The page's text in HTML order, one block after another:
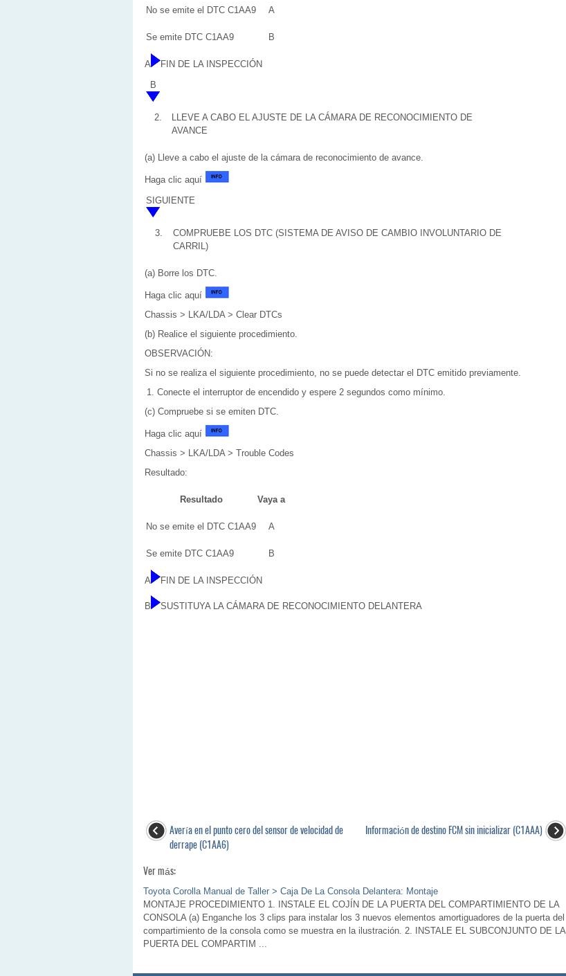
No se emite el DTC C1AA9 A
Se emite DTC C1AA9 B
A
FIN DE LA INSPECCIÓN
B
2.
LLEVE A CABO EL AJUSTE DE LA CÁMARA DE RECONOCIMIENTO DE
AVANCE
(a) Lleve a cabo el ajuste de la cámara de reconocimiento de avance.
Haga clic aquí
SIGUIENTE
3.
COMPRUEBE LOS DTC (SISTEMA DE AVISO DE CAMBIO INVOLUNTARIO DE
CARRIL)
(a) Borre los DTC.
Haga clic aquí
Chassis > LKA/LDA > Clear DTCs
(b) Realice el siguiente procedimiento.
OBSERVACIÓN:
Si no se realiza el siguiente procedimiento, no se puede detectar el DTC emitido previamente.
Conecte el interruptor de encendido y espere 2 segundos como mínimo.
(c) Compruebe si se emiten DTC.
Haga clic aquí
Chassis > LKA/LDA > Trouble Codes
Resultado:
Resultado Vaya a
No se emite el DTC C1AA9 A
Se emite DTC C1AA9 B
A FIN DE LA INSPECCIÓN
B SUSTITUYA LA CÁMARA DE RECONOCIMIENTO DELANTERA
Avería en el punto cero del sensor de velocidad de
derrape (C1AA6)
Información de destino FCM sin inicializar (C1AAA)
Ver más:
Toyota Corolla Manual de Taller > Caja De La Consola Delantera: Montaje
MONTAJE PROCEDIMIENTO 1. INSTALE EL COJÍN DE LA PUERTA DEL COMPARTIMIENTO DE LA
CONSOLA (a) Enganche los 3 clips para instalar los 3 nuevos elementos amortiguadores de la puerta del
compartimiento de la consola como se muestra en la ilustración. 2. INSTALE EL SUBCONJUNTO DE LA
PUERTA DEL COMPARTIM ...